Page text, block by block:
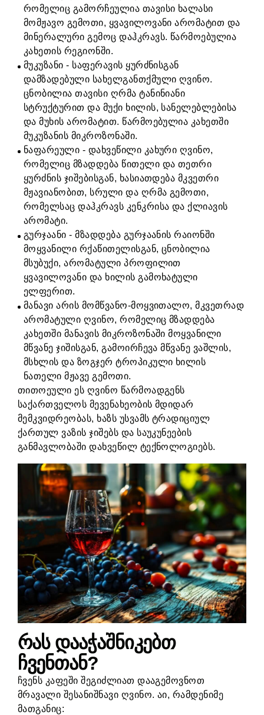
რომელიც გამორჩეულია თავისი ხალასი
მომჟავო გემოთი, ყვავილოვანი არომატით და
მინერალური გემოც დაჰკრავს. წარმოებულია
კახეთის რეგიონში.
მუკუზანი - საფერავის ყურძნისგან
დამზადებული სახელგანთქმული ღვინო.
ცნობილია თავისი ღრმა ტანინიანი
სტრუქტურით და მუქი ხილის, სანელებლებისა
და მუხის არომატით. წარმოებულია კახეთში
მუკუზანის მიკროზონაში.
ნაფარეული - დახვეწილი კახური ღვინო,
რომელიც მზადდება წითელი და თეთრი
ყურძნის ჯიშებისგან, ხასიათდება მკვეთრი
მჟავიანობით, სრული და ღრმა გემოთი,
რომელსაც დაჰკრავს კენკრისა და ქლიავის
არომატი.
გურჯაანი - მზადდება გურჯაანის რაიონში
მოყვანილი რქაწითელისგან, ცნობილია
მსუბუქი, არომატული პროფილით
ყვავილოვანი და ხილის გამოხატული
ელფერით.
მანავი არის მომწვანო-მოყვითალო, მკვეთრად
არომატული ღვინო, რომელიც მზადდება
კახეთში მანავის მიკროზონაში მოყვანილი
მწვანე ჯიშისგან, გამოირჩევა მწვანე ვაშლის,
მსხლის და ზოგჯერ ტროპიკული ხილის
ნათელი მჟავე გემოთი.
თითოეული ეს ღვინო წარმოადგენს
საქართველოს მევენახეობის მდიდარ
მემკვიდრეობას, ხაზს უსვამს ტრადიციულ
ქართულ ვაზის ჯიშებს და საუკუნეების
განმავლობაში დახვეწილ ტექნოლოგიებს.
რას დააჭაშნიკებთ
ჩვენთან?
ჩვენს კაფეში შეგიძლიათ დააგემოვნოთ
მრავალი შესანიშნავი ღვინო. აი, რამდენიმე
მათგანიც: